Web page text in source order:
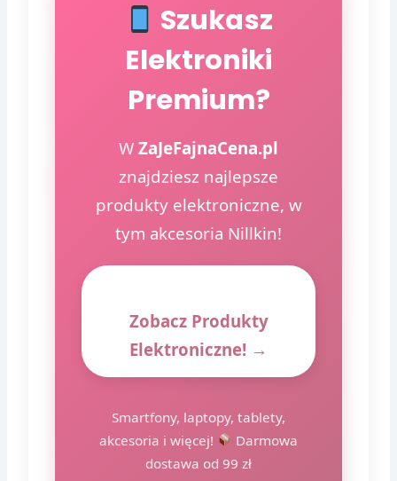
Szukasz
Elektroniki
Premium?
W ZaJeFajnaCena.pl
znajdziesz najlepsze
produkty elektroniczne, w
tym akcesoria Nillkin!
Zobacz Produkty
Elektroniczne! →
Smartfony, laptopy, tablety,
akcesoria i więcej!
Darmowa
dostawa od 99 zł